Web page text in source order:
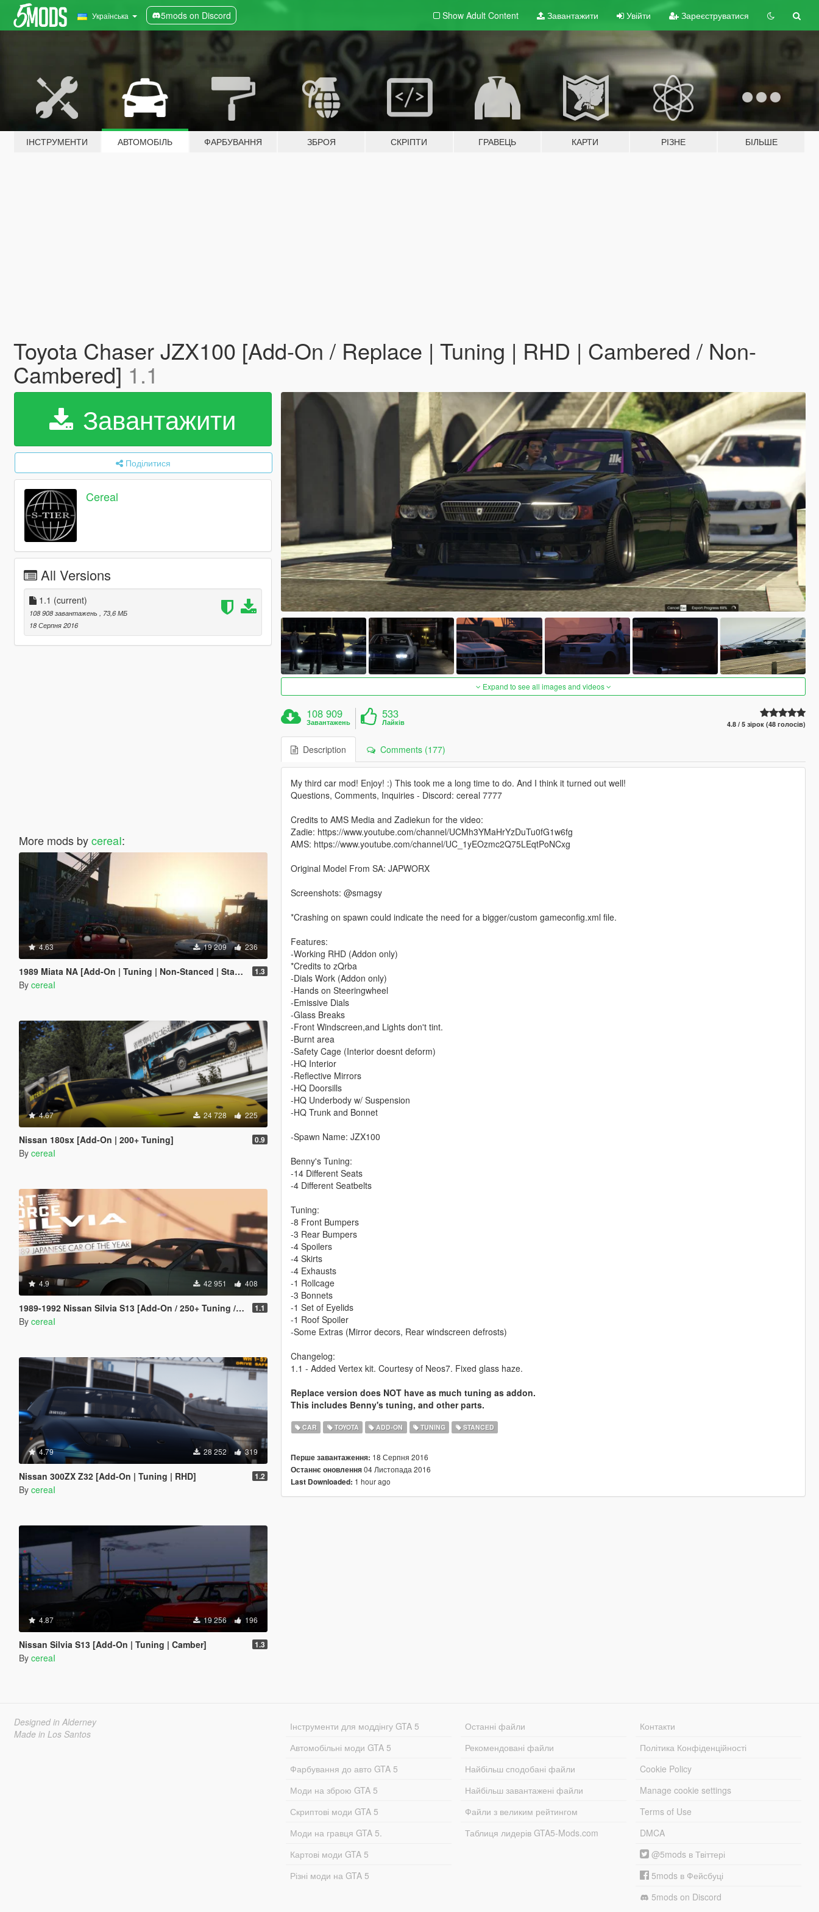
Українська 5mods on Discord Show Adult Content Завантажити Увійти Зареєструватися
ІНСТРУМЕНТИ АВТОМОБІЛЬ ФАРБУВАННЯ ЗБРОЯ СКРІПТИ ГРАВЕЦЬ КАРТИ РІЗНЕ БІЛЬШЕ
Toyota Chaser JZX100 [Add-On / Replace | Tuning | RHD | Cambered / Non-
Cambered] 1.1
Завантажити
Поділитися
Cereal
All Versions
1.1 (current)
108 908 завантажень
, 73,6 МБ
18 Серпня 2016
More mods bycereaI:
4.63 19 209 236
1989 Miata NA [Add-On | Tuning | Non-Stanced | Stanced] 1.3
By cereaI
4.67 24 728 225
Nissan 180sx [Add-On | 200+ Tuning] 0.9
By cereaI
4.9 42 951 408
1989-1992 Nissan Silvia S13 [Add-On / 250+ Tuning / RHD / Template] 1.1
By cereaI
4.79 28 252 319
Nissan 300ZX Z32 [Add-On | Tuning | RHD] 1.2
By cereaI
4.87 19 256 196
Nissan Silvia S13 [Add-On | Tuning | Camber] 1.3
By cereaI
Expand to see all images and videos
108 909
Завантажень
533
Лайків 4.8 / 5 зірок (48 голосів)
Description Comments (177)
My third car mod! Enjoy! :) This took me a long time to do. And I think it turned out well!
Questions, Comments, Inquiries - Discord: cereal 7777
Credits to AMS Media and Zadiekun for the video:
Zadie: https://www.youtube.com/channel/UCMh3YMaHrYzDuTu0fG1w6fg
AMS: https://www.youtube.com/channel/UC_1yEOzmc2Q75LEqtPoNCxg
Original Model From SA: JAPWORX
Screenshots: @smagsy
*Crashing on spawn could indicate the need for a bigger/custom gameconfig.xml file.
Features:
-Working RHD (Addon only)
*Credits to zQrba
-Dials Work (Addon only)
-Hands on Steeringwheel
-Emissive Dials
-Glass Breaks
-Front Windscreen,and Lights don't tint.
-Burnt area
-Safety Cage (Interior doesnt deform)
-HQ Interior
-Reflective Mirrors
-HQ Doorsills
-HQ Underbody w/ Suspension
-HQ Trunk and Bonnet
-Spawn Name: JZX100
Benny's Tuning:
-14 Different Seats
-4 Different Seatbelts
Tuning:
-8 Front Bumpers
-3 Rear Bumpers
-4 Spoilers
-4 Skirts
-4 Exhausts
-1 Rollcage
-3 Bonnets
-1 Set of Eyelids
-1 Roof Spoiler
-Some Extras (Mirror decors, Rear windscreen defrosts)
Changelog:
1.1 - Added Vertex kit. Courtesy of Neos7. Fixed glass haze.
Replace version does NOT have as much tuning as addon.
This includes Benny's tuning, and other parts.
CAR TOYOTA ADD-ON TUNING STANCED
Перше завантаження: 18 Серпня 2016
Останнє оновлення04 Листопада 2016
Last Downloaded: 1 hour ago
Designed in Alderney
Made in Los Santos
Інструменти для моддінгу GTA 5
Автомобільні моди GTA 5
Фарбування до авто GTA 5
Моди на зброю GTA 5
Скриптові моди GTA 5
Моди на гравця GTA 5.
Картові моди GTA 5
Різні моди на GTA 5
Останні файли
Рекомендовані файли
Найбільш сподобані файли
Найбільш завантажені файли
Файли з великим рейтингом
Таблиця лидерів GTA5-Mods.com
Контакти
Політика Конфіденційності
Cookie Policy
Manage cookie settings
Terms of Use
DMCA
@5mods в Твіттері
5mods в Фейсбуці
5mods on Discord